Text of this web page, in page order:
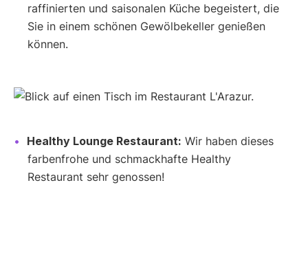
raffinierten und saisonalen Küche begeistert, die
Sie in einem schönen Gewölbekeller genießen
können.
Healthy Lounge Restaurant: Wir haben dieses
farbenfrohe und schmackhafte Healthy
Restaurant sehr genossen!